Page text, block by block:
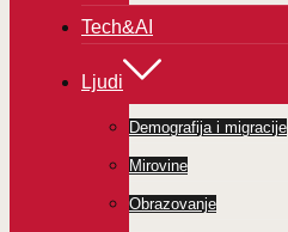
Tech&AI
Ljudi
Demografija i migracije
Mirovine
Obrazovanje